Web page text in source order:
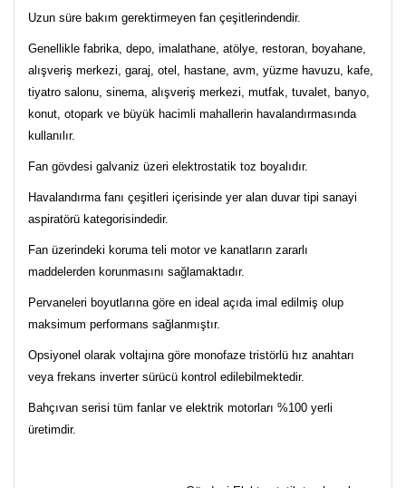
Uzun süre bakım gerektirmeyen fan çeşitlerindendir.
Genellikle fabrika, depo, imalathane, atölye, restoran, boyahane,
alışveriş merkezi, garaj, otel, hastane, avm, yüzme havuzu, kafe,
tiyatro salonu, sinema, alışveriş merkezi, mutfak, tuvalet, banyo,
konut, otopark ve büyük hacimli mahallerin havalandırmasında
kullanılır.
Fan gövdesi galvaniz üzeri elektrostatik toz boyalıdır.
Havalandırma fanı çeşitleri içerisinde yer alan duvar tipi sanayi
aspiratörü kategorisindedir.
Fan üzerindeki koruma teli motor ve kanatların zararlı
maddelerden korunmasını sağlamaktadır.
Pervaneleri boyutlarına göre en ideal açıda imal edilmiş olup
maksimum performans sağlanmıştır.
Opsiyonel olarak voltajına göre monofaze tristörlü hız anahtarı
veya frekans inverter sürücü kontrol edilebilmektedir.
Bahçıvan serisi tüm fanlar ve elektrik motorları %100 yerli
üretimdir.